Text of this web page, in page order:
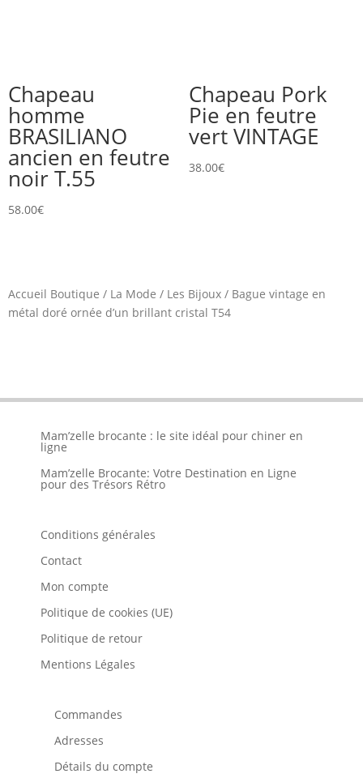
Chapeau
homme
BRASILIANO
ancien en feutre
noir T.55
58.00€
Chapeau Pork
Pie en feutre
vert VINTAGE
38.00€
Accueil Boutique / La Mode / Les Bijoux / Bague vintage en
métal doré ornée d’un brillant cristal T54
Mam’zelle brocante : le site idéal pour chiner en
ligne
Mam’zelle Brocante: Votre Destination en Ligne
pour des Trésors Rétro
Conditions générales
Contact
Mon compte
Politique de cookies (UE)
Politique de retour
Mentions Légales
Commandes
Adresses
Détails du compte